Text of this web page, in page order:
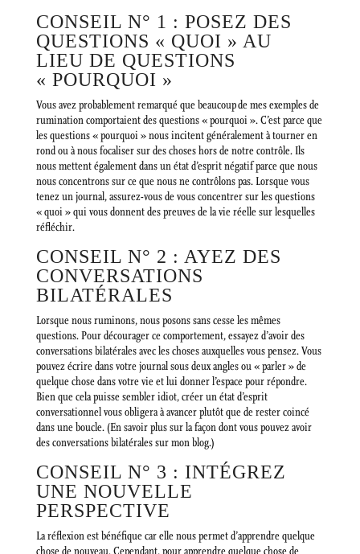
CONSEIL N° 1 : POSEZ DES
QUESTIONS « QUOI » AU
LIEU DE QUESTIONS
« POURQUOI »
Vous avez probablement remarqué que beaucoup de mes exemples de
rumination comportaient des questions « pourquoi ». C’est parce que
les questions « pourquoi » nous incitent généralement à tourner en
rond ou à nous focaliser sur des choses hors de notre contrôle. Ils
nous mettent également dans un état d’esprit négatif parce que nous
nous concentrons sur ce que nous ne contrôlons pas. Lorsque vous
tenez un journal, assurez-vous de vous concentrer sur les questions
« quoi » qui vous donnent des preuves de la vie réelle sur lesquelles
réfléchir.
CONSEIL N° 2 : AYEZ DES
CONVERSATIONS
BILATÉRALES
Lorsque nous ruminons, nous posons sans cesse les mêmes
questions. Pour décourager ce comportement, essayez d’avoir des
conversations bilatérales avec les choses auxquelles vous pensez. Vous
pouvez écrire dans votre journal sous deux angles ou « parler » de
quelque chose dans votre vie et lui donner l’espace pour répondre.
Bien que cela puisse sembler idiot, créer un état d’esprit
conversationnel vous obligera à avancer plutôt que de rester coincé
dans une boucle. (En savoir plus sur la façon dont vous pouvez avoir
des conversations bilatérales sur mon blog.)
CONSEIL N° 3 : INTÉGREZ
UNE NOUVELLE
PERSPECTIVE
La réflexion est bénéfique car elle nous permet d’apprendre quelque
chose de nouveau. Cependant, pour apprendre quelque chose de